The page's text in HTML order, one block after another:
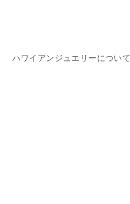
ハワイアンジュエリーについて